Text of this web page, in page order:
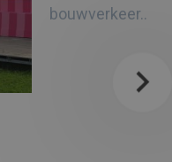
bouwverkeer..
Leuven